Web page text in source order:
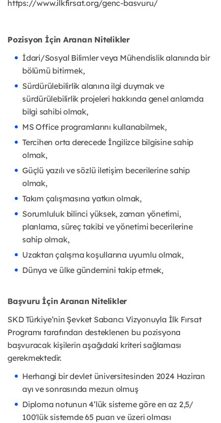
https://www.ilkfirsat.org/genc-basvuru/
Pozisyon İçin Aranan Nitelikler
İdari/Sosyal Bilimler veya Mühendislik alanında bir
bölümü bitirmek,
Sürdürülebilirlik alanına ilgi duymak ve
sürdürülebilirlik projeleri hakkında genel anlamda
bilgi sahibi olmak,
MS Office programlarını kullanabilmek,
Tercihen orta derecede İngilizce bilgisine sahip
olmak,
Güçlü yazılı ve sözlü iletişim becerilerine sahip
olmak,
Takım çalışmasına yatkın olmak,
Sorumluluk bilinci yüksek, zaman yönetimi,
planlama, süreç takibi ve yönetimi becerilerine
sahip olmak,
Uzaktan çalışma koşullarına uyumlu olmak,
Dünya ve ülke gündemini takip etmek,
Başvuru İçin Aranan Nitelikler
SKD Türkiye’nin Şevket Sabancı Vizyonuyla İlk Fırsat
Programı tarafından desteklenen bu pozisyona
başvuracak kişilerin aşağıdaki kriteri sağlaması
gerekmektedir.
Herhangi bir devlet üniversitesinden 2024 Haziran
ayı ve sonrasında mezun olmuş
Diploma notunun 4’lük sisteme göre en az 2,5/
100'lük sistemde 65 puan ve üzeri olması